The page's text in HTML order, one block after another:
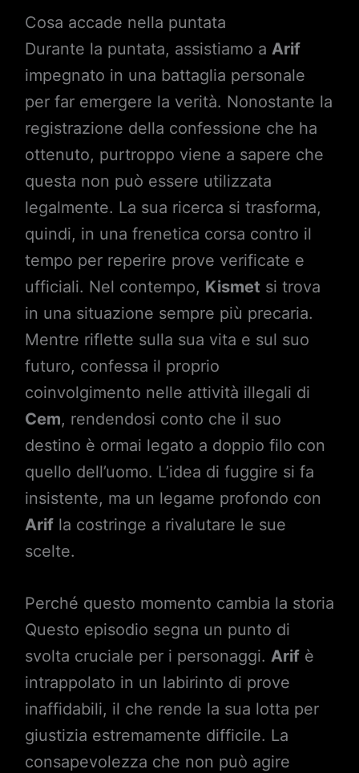
Cosa accade nella puntata
Durante la puntata, assistiamo a Arif
impegnato in una battaglia personale
per far emergere la verità. Nonostante la
registrazione della confessione che ha
ottenuto, purtroppo viene a sapere che
questa non può essere utilizzata
legalmente. La sua ricerca si trasforma,
quindi, in una frenetica corsa contro il
tempo per reperire prove verificate e
ufficiali. Nel contempo, Kismet si trova
in una situazione sempre più precaria.
Mentre riflette sulla sua vita e sul suo
futuro, confessa il proprio
coinvolgimento nelle attività illegali di
Cem, rendendosi conto che il suo
destino è ormai legato a doppio filo con
quello dell’uomo. L’idea di fuggire si fa
insistente, ma un legame profondo con
Arifla costringe a rivalutare le sue
scelte.
Perché questo momento cambia la storia
Questo episodio segna un punto di
svolta cruciale per i personaggi. Arifè
intrappolato in un labirinto di prove
inaffidabili, il che rende la sua lotta per
giustizia estremamente difficile. La
consapevolezza che non può agire